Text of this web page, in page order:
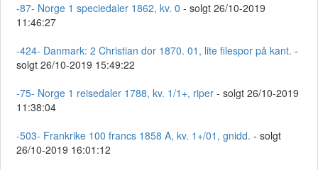
-87- Norge 1 speciedaler 1862, kv. 0 - solgt 26/10-2019
11:46:27
-424- Danmark: 2 Christian dor 1870. 01, lite filespor på kant. -
solgt 26/10-2019 15:49:22
-75- Norge 1 reisedaler 1788, kv. 1/1+, riper - solgt 26/10-2019
11:38:04
-503- Frankrike 100 francs 1858 A, kv. 1+/01, gnidd. - solgt
26/10-2019 16:01:12